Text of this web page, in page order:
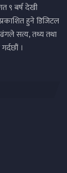
९ बर्ष देखी
हुने डिजिटल
सत्य, तथ्य तथा
।